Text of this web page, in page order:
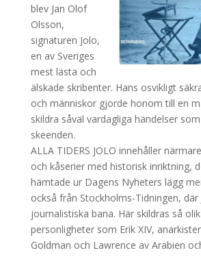
blev Jan Olof
Olsson,
signaturen Jolo,
en av Sveriges
mest lästa och
älskade skribenter. Hans osvikligt
och människor gjorde honom till en
skildra såväl vardagliga händelser
skeenden.
ALLA TIDERS JOLO innehåller
och kåserier med historisk inriktning,
hämtade ur Dagens Nyheters lägg
också från Stockholms-Tidningen,
journalistiska bana. Här skildras så
personligheter som Erik XIV,
Goldman och Lawrence av Arabien